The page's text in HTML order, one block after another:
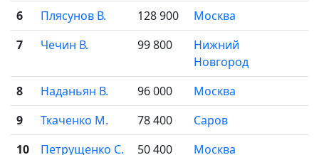
6
Плясунов В. 128 900 Москва
7
Чечин В. 99 800
Нижний
Новгород
8 Наданьян В. 96 000 Москва
9
Ткаченко М. 78 400 Саров
10
Петрущенко С. 50 400 Москва